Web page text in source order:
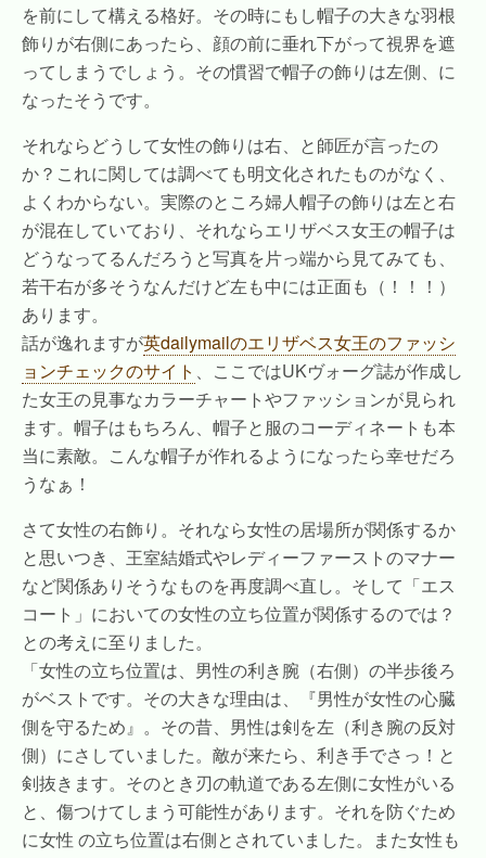
を前にして構える格好。その時にもし帽子の大きな羽根
飾りが右側にあったら、顔の前に垂れ下がって視界を遮
ってしまうでしょう。その慣習で帽子の飾りは左側、に
なったそうです。
それならどうして女性の飾りは右、と師匠が言ったの
か？これに関しては調べても明文化されたものがなく、
よくわからない。実際のところ婦人帽子の飾りは左と右
が混在していており、それならエリザベス女王の帽子は
どうなってるんだろうと写真を片っ端から見てみても、
若干右が多そうなんだけど左も中には正面も（！！！）
あります。
話が逸れますが英dailymailのエリザベス女王のファッシ
ョンチェックのサイト 、ここではUKヴォーグ誌が作成し
た女王の見事なカラーチャートやファッションが見られ
ます。帽子はもちろん、帽子と服のコーディネートも本
当に素敵。こんな帽子が作れるようになったら幸せだろ
うなぁ！
さて女性の右飾り。それなら女性の居場所が関係するか
と思いつき、王室結婚式やレディーファーストのマナー
など関係ありそうなものを再度調べ直し。そして 「エス
コート」においての女性の立ち位置が関係するのでは？
との考えに至りました。
「女性の立ち位置は、男性の利き腕（右側）の半歩後ろ
がベストです。その大きな理由は、『男性が女性の心臓
側を守るため』。 その昔、男性は剣を左（利き腕の反対
側）にさしていました。敵が来たら、利き手でさっ！と
剣抜きます。そのとき刃の軌道である左側に女性がいる
と、傷つけてしまう可能性があります。それを防ぐため
に女性 の立ち位置は右側とされていました。また女性も